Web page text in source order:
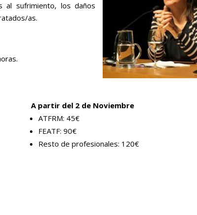
al sufrimiento, los daños
as.
A partir del 2 de Noviembre
ATFRM: 45€
FEATF: 90€
Resto de profesionales: 120€